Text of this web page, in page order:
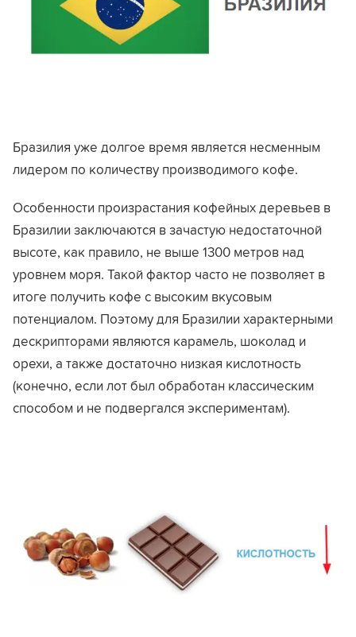
Бразилия уже долгое время является несменным
лидером по количеству производимого кофе.
Особенности произрастания кофейных деревьев в
Бразилии заключаются в зачастую недостаточной
высоте, как правило, не выше 1300 метров над
уровнем моря. Такой фактор часто не позволяет в
итоге получить кофе с высоким вкусовым
потенциалом. Поэтому для Бразилии характерными
дескрипторами являются карамель, шоколад и
орехи, а также достаточно низкая кислотность
(конечно, если лот был обработан классическим
способом и не подвергался экспериментам).